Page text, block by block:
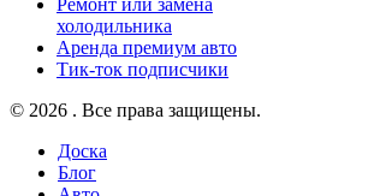
Ремонт или замена
холодильника
Аренда премиум авто
Тик-ток подписчики
© 2026 . Все права защищены.
Доска
Блог